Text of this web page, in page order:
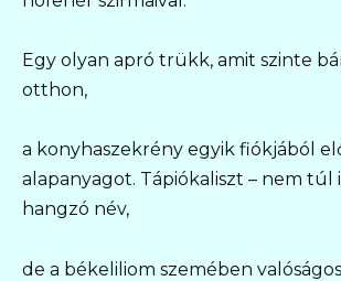
Egy olyan apró trükk, amit szinte
otthon,
a konyhaszekrény egyik fiókjából
alapanyagot. Tápiókaliszt – nem túl
hangzó név,
de a békeliliom szemében valóságos